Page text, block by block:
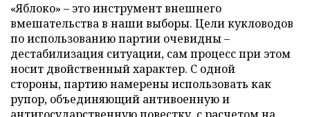
«Яблоко» – это инструмент внешнего
вмешательства в наши выборы. Цели кукловодов
по использованию партии очевидны –
дестабилизация ситуации, сам процесс при этом
носит двойственный характер. С одной
стороны, партию намерены использовать как
рупор, объединяющий антивоенную и